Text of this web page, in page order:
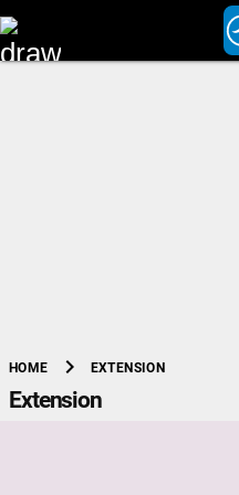
HOME chevron_right EXTENSION
Extension